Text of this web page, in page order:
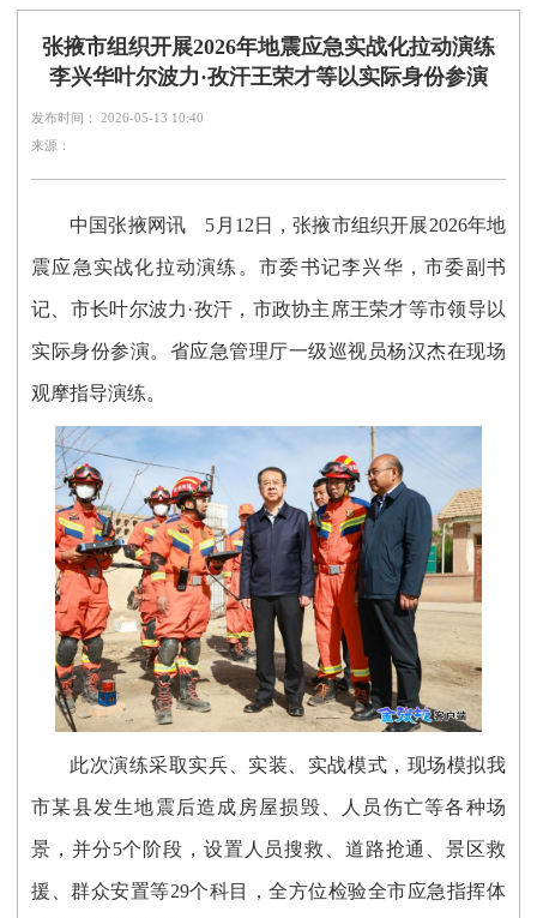
张掖市组织开展2026年地震应急实战化拉动演练
李兴华叶尔波力·孜汗王荣才等以实际身份参演
发布时间： 2026-05-13 10:40
来源：
中国张掖网讯 5月12日，张掖市组织开展2026年地
震应急实战化拉动演练。市委书记李兴华，市委副书
记、市长叶尔波力·孜汗，市政协主席王荣才等市领导以
实际身份参演。省应急管理厅一级巡视员杨汉杰在现场
观摩指导演练。
此次演练采取实兵、实装、实战模式，现场模拟我
市某县发生地震后造成房屋损毁、人员伤亡等各种场
景，并分5个阶段，设置人员搜救、道路抢通、景区救
援、群众安置等29个科目，全方位检验全市应急指挥体